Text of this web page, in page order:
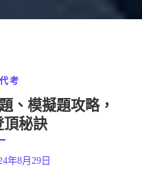
考
、模擬題攻略，
頂秘訣
年8月29日